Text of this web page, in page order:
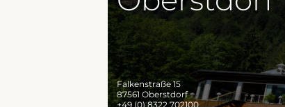
Falkenstraße 15
87561 Oberstdorf
+49 (0) 8322 702100